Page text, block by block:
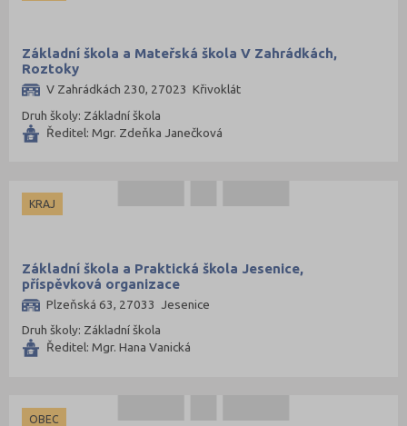
Základní škola a Mateřská škola V Zahrádkách,
Roztoky
V Zahrádkách 230, 27023 Křivoklát
Druh školy: Základní škola
Ředitel: Mgr. Zdeňka Janečková
KRAJ
Základní škola a Praktická škola Jesenice,
příspěvková organizace
Plzeňská 63, 27033 Jesenice
Druh školy: Základní škola
Ředitel: Mgr. Hana Vanická
OBEC